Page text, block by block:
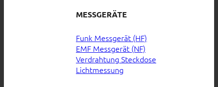
MESSGERÄTE
Funk Messgerät (HF)
EMF Messgerät (NF)
Verdrahtung Steckdose
Lichtmessung